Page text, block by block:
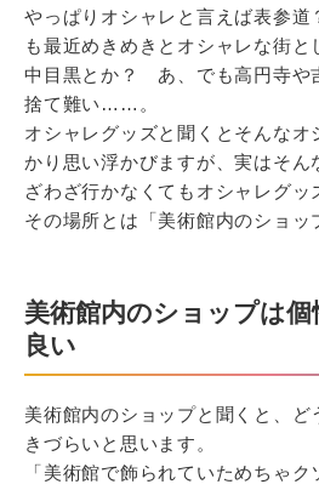
やっぱりオシャレと言えば表参
も最近めきめきとオシャレな街と
中目黒とか？ あ、でも高円寺や
捨て難い……。
オシャレグッズと聞くとそんなオ
かり思い浮かびますが、実はそん
ざわざ行かなくてもオシャレグッ
その場所とは「美術館内のショッ
美術館内のショップは
良い
美術館内のショップと聞くと、ど
きづらいと思います。
「美術館で飾られていためちゃ